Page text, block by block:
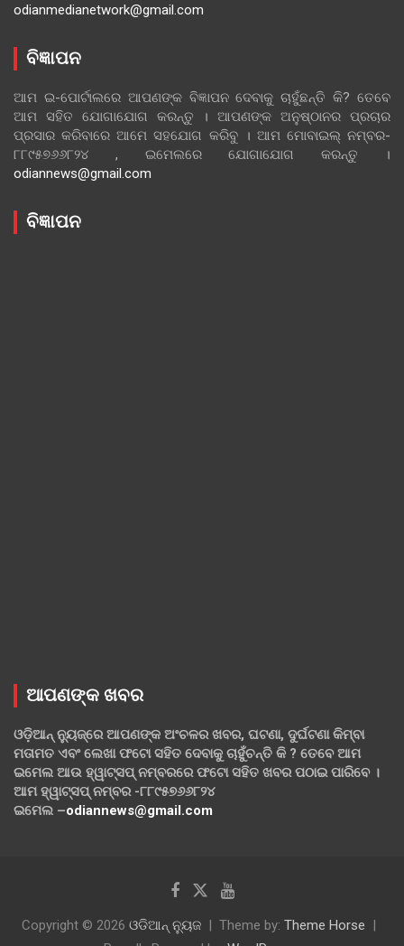
odianmedianetwork@gmail.com
ବିଜ୍ଞାପନ
ଆମ ଇ-ପୋର୍ଟାଲରେ ଆପଣଙ୍କ ବିଜ୍ଞାପନ ଦେବାକୁ ଚାହୁଁଛନ୍ତି କି? ତେବେ
ଆମ ସହିତ ଯୋଗାଯୋଗ କରନ୍ତୁ । ଆପଣଙ୍କ ଅନୁଷ୍ଠାନର ପ୍ରଚାର
ପ୍ରସାର କରିବାରେ ଆମେ ସହଯୋଗ କରିବୁ । ଆମ ମୋବାଇଲ୍ ନମ୍ବର-
୮୮୯୫୭୬୬୮୨୪ , ଇମେଲରେ ଯୋଗାଯୋଗ କରନ୍ତୁ ।
odiannews@gmail.com
ବିଜ୍ଞାପନ
ଆପଣଙ୍କ ଖବର
ଓଡ଼ିଆନ୍ ନ୍ୟୁଜ୍‌ରେ ଆପଣଙ୍କ ଅଂଚଳର ଖବର, ଘଟଣା, ଦୁର୍ଘଟଣା କିମ୍ବା
ମତାମତ ଏବଂ ଲେଖା ଫଟୋ ସହିତ ଦେବାକୁ ଚାହୁଁଚନ୍ତି କି ? ତେବେ ଆମ
ଇମେଲ ଆଉ ହ୍ୱାଟ୍‌ସପ୍ ନମ୍ବରରେ ଫଟୋ ସହିତ ଖବର ପଠାଇ ପାରିବେ ।
ଆମ ହ୍ୱାଟ୍‌ସପ୍ ନମ୍ବର -୮୮୯୫୭୬୬୮୨୪
ଇମେଲ –odiannews@gmail.com
Copyright © 2026 ଓଡିଆନ୍ ନ୍ୟୁଜ Theme by: Theme Horse